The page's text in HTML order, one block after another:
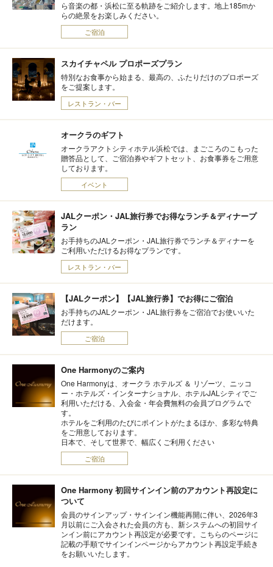
ら音楽の都・浜松に至る軌跡をご紹介します。地上185mか
らの絶景をお楽しみください。
ご宿泊
スカイチャペル プロポーズプラン
特別なお食事から始まる、最高の、ふたりだけのプロポーズ
をご提案します。
レストラン・バー
オークラのギフト
オークラアクトシティホテル浜松では、まごころのこもった
贈答品として、ご宿泊券やギフトセット、お食事券をご用意
しております。
イベント
JALクーポン・JAL旅行券でお得なランチ＆ディナープ
ラン
お手持ちのJALクーポン・JAL旅行券でランチ＆ディナーを
ご利用いただけるお得なプランです。
レストラン・バー
【JALクーポン】【JAL旅行券】でお得にご宿泊
お手持ちのJALクーポン・JAL旅行券をご宿泊でお使いいた
だけます。
ご宿泊
One Harmonyのご案内
One Harmonyは、オークラ ホテルズ ＆ リゾーツ、ニッコ
ー・ホテルズ・インターナショナル、ホテルJALシティでご
利用いただける、入会金・年会費無料の会員プログラムで
す。
ホテルをご利用のたびにポイントがたまるほか、多彩な特典
をご用意しております。
日本で、そして世界で、幅広くご利用ください
ご宿泊
One Harmony 初回サインイン前のアカウント再設定に
ついて
会員のサインアップ・サインイン機能再開に伴い、2026年3
月以前にご入会された会員の方も、新システムへの初回サイ
ンイン前にアカウント再設定が必要です。こちらのページに
記載の手順でサインインページからアカウント再設定手続き
をお願いいたします。